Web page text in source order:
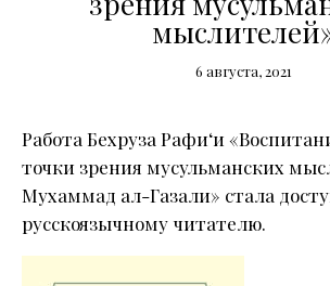
6 августа, 2021
Работа Бехруза Рафи‘и
точки зрения мусульманских
Мухаммад ал-Газали» стала
русскоязычному читателю.